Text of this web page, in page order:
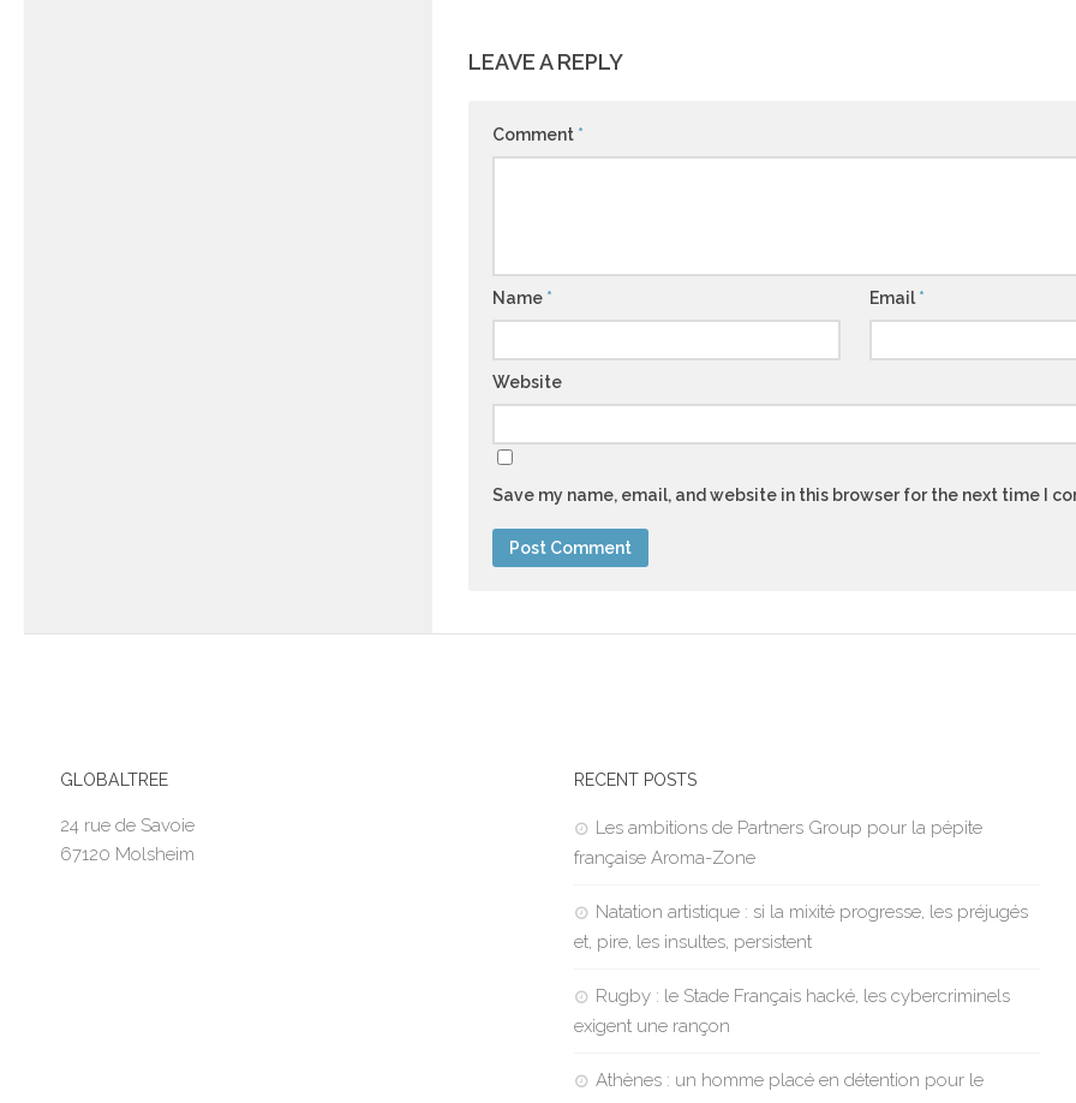
LEAVE A REPLY
Comment *
Name * Email*
Website
Save my name, email, and website in this browser for the next time I
GLOBALTREE
24 rue de Savoie
67120 Molsheim
RECENT POSTS
Les ambitions de Partners Group pour la pépite
française Aroma-Zone
Natation artistique : si la mixité progresse, les préjugés
et, pire, les insultes, persistent
Rugby : le Stade Français hacké, les cybercriminels
exigent une rançon
Athènes : un homme placé en détention pour le